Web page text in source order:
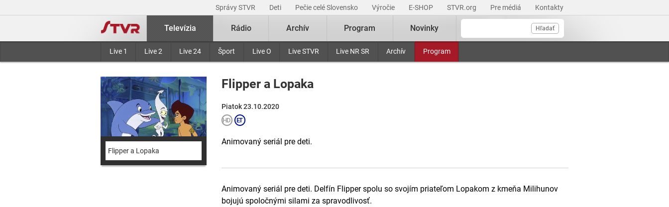
Správy STVR Deti Pečie celé Slovensko Výročie E-SHOP STVR.org Pre médiá Kontakty
Hľadať
Televízia
Live 1 Live 2 Live 24 Šport Live O Live STVR Live NR SR Archív Program
Rádio Archív Program Novinky
Flipper a Lopaka
Flipper a Lopaka
Piatok 23.10.2020
Animovaný seriál pre deti.
Animovaný seriál pre deti. Delfín Flipper spolu so svojím priateľom Lopakom z kmeňa Milihunov
bojujú spoločnými silami za spravodlivosť.